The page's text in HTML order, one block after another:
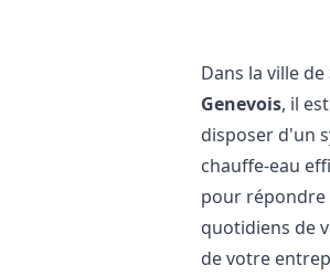
Dans la ville de
Genevois, il
disposer d'un
chauffe-eau
pour répondre
quotidiens de
de votre